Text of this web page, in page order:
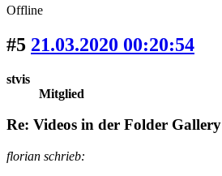
Offline
#5 21.03.2020 00:20:54
stvis
Mitglied
Re: Videos in der Folder Gallery
florian schrieb: